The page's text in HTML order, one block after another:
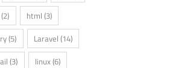
(2) html (3)
(5) Laravel (14)
(3) linux(6)